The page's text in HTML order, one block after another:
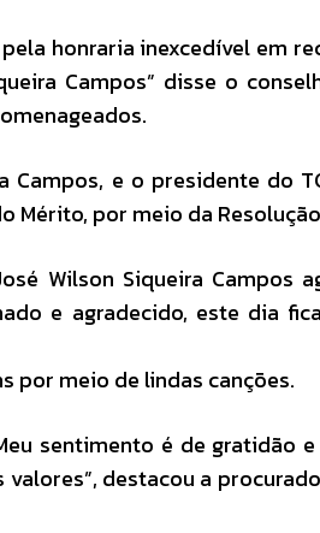
honraria inexcedível em
Campos” disse o
e o presidente do
por meio da
Wilson Siqueira Campos
e agradecido, este dia
por meio de lindas canções.
sentimento é de gratidão
destacou a